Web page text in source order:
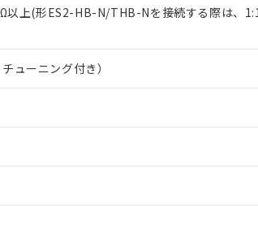
以上(形ES2-HB-N/THB-Nを接続する際は、
ューニング付き）